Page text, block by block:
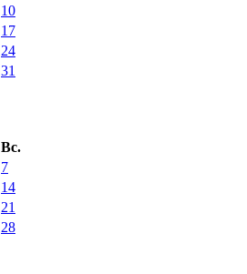
10
17
24
31
Вс.
7
14
21
28